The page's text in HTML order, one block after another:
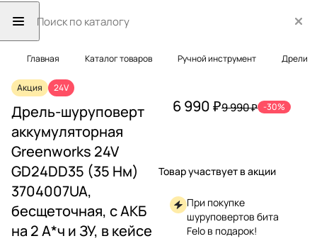
Главная Каталог товаров Ручной инструмент Дрели
Акция 24V
Дрель-шуруповерт
аккумуляторная
Greenworks 24V
GD24DD35 (35 Нм)
3704007UA,
бесщеточная, с АКБ
на 2 А*ч и ЗУ, в кейсе
6 990 ₽9 990 ₽ -30%
Товар участвует в акции
При покупке
шуруповертов бита
Felo в подарок!